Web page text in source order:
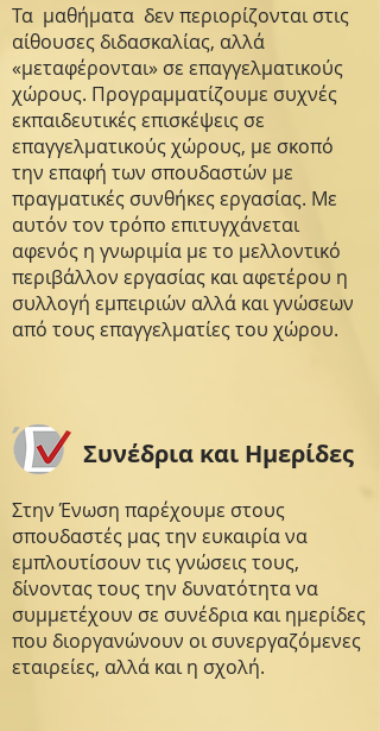
Τα μαθήματα δεν περιορίζονται στις
αίθουσες διδασκαλίας, αλλά
«μεταφέρονται» σε επαγγελματικούς
χώρους. Προγραμματίζουμε συχνές
εκπαιδευτικές επισκέψεις σε
επαγγελματικούς χώρους, με σκοπό
την επαφή των σπουδαστών με
πραγματικές συνθήκες εργασίας. Με
αυτόν τον τρόπο επιτυγχάνεται
αφενός η γνωριμία με το μελλοντικό
περιβάλλον εργασίας και αφετέρου η
συλλογή εμπειριών αλλά και γνώσεων
από τους επαγγελματίες του χώρου.
Συνέδρια και Ημερίδες
Στην Ένωση παρέχουμε στους
σπουδαστές μας την ευκαιρία να
εμπλουτίσουν τις γνώσεις τους,
δίνοντας τους την δυνατότητα να
συμμετέχουν σε συνέδρια και ημερίδες
που διοργανώνουν οι συνεργαζόμενες
εταιρείες, αλλά και η σχολή.